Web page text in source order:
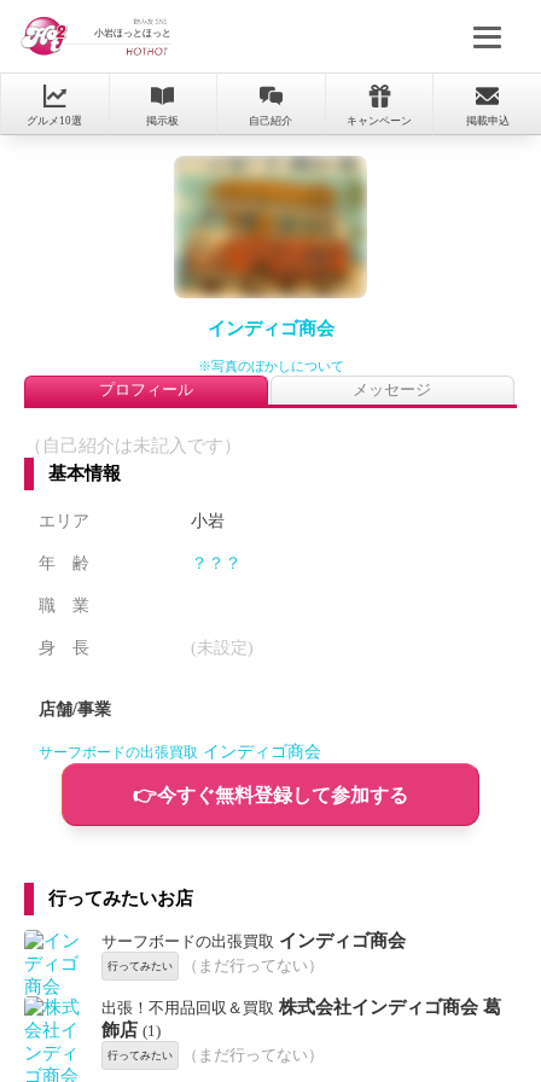
小岩ほっとほっと
グルメ10選 掲示板 自己紹介 キャンペーン 掲載申込
インディゴ商会
※写真のぼかしについて
プロフィール メッセージ
（自己紹介は未記入です）
基本情報
エリア 小岩
年 齢 ？？？
職 業
身 長 (未設定)
店舗/事業
サーフボードの出張買取 インディゴ商会
👉️今すぐ無料登録して参加する
行ってみたいお店
サーフボードの出張買取 インディゴ商会
行ってみたい （まだ行ってない）
出張！不用品回収＆買取 株式会社インディゴ商会 葛
飾店 (1)
行ってみたい （まだ行ってない）